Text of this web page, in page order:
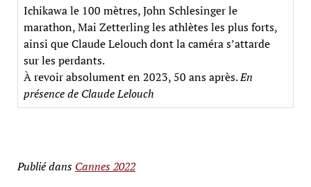
Ichikawa le 100 mètres, John Schlesinger le
marathon, Mai Zetterling les athlètes les plus forts,
ainsi que Claude Lelouch dont la caméra s’attarde
sur les perdants.
À revoir absolument en 2023, 50 ans après.En
présence de Claude Lelouch
Publié dans Cannes 2022